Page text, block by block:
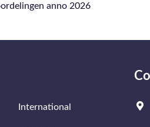
anno 2026
International